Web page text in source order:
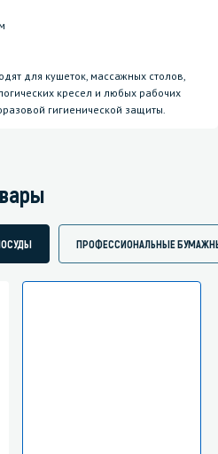
для кушеток, массажных столов,
кресел и любых рабочих
гигиенической защиты.
ПРОФЕССИОНАЛЬНЫЕ